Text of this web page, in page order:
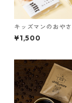
キッズマンのおや
ー（5種セット）
¥1,500